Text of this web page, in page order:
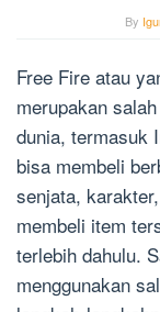
By
Free Fire atau
merupakan
dunia, termasuk
bisa membeli
senjata,
membeli item
terlebih dahulu.
menggunakan